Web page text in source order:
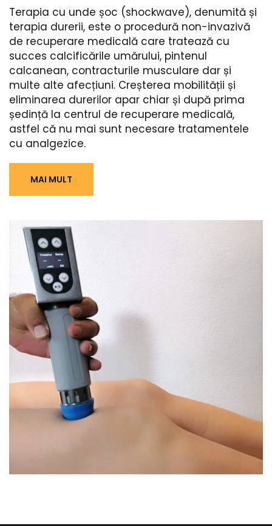
Terapia cu unde șoc (shockwave), denumită și
terapia durerii, este o procedură non-invazivă
de recuperare medicală care tratează cu
succes calcificările umărului, pintenul
calcanean, contracturile musculare dar și
multe alte afecțiuni. Creșterea mobilității și
eliminarea durerilor apar chiar și după prima
ședință la centrul de recuperare medicală,
astfel că nu mai sunt necesare tratamentele
cu analgezice.
MAI MULT